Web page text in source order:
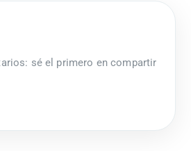
sé el primero en compartir